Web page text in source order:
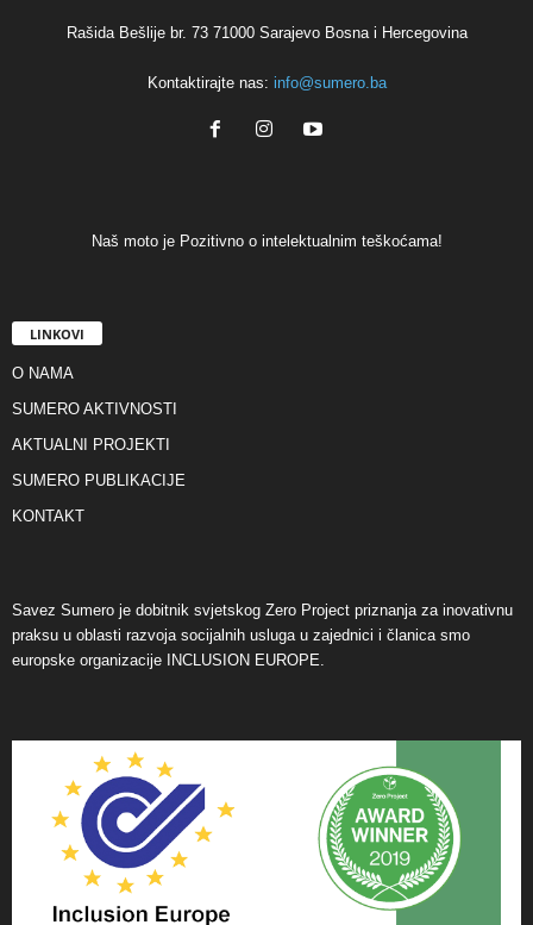
Rašida Bešlije br. 73 71000 Sarajevo Bosna i Hercegovina
Kontaktirajte nas: info@sumero.ba
Naš moto je Pozitivno o intelektualnim teškoćama!
LINKOVI
O NAMA
SUMERO AKTIVNOSTI
AKTUALNI PROJEKTI
SUMERO PUBLIKACIJE
KONTAKT
Savez Sumero je dobitnik svjetskog Zero Project priznanja za inovativnu
praksu u oblasti razvoja socijalnih usluga u zajednici i članica smo
europske organizacije INCLUSION EUROPE.